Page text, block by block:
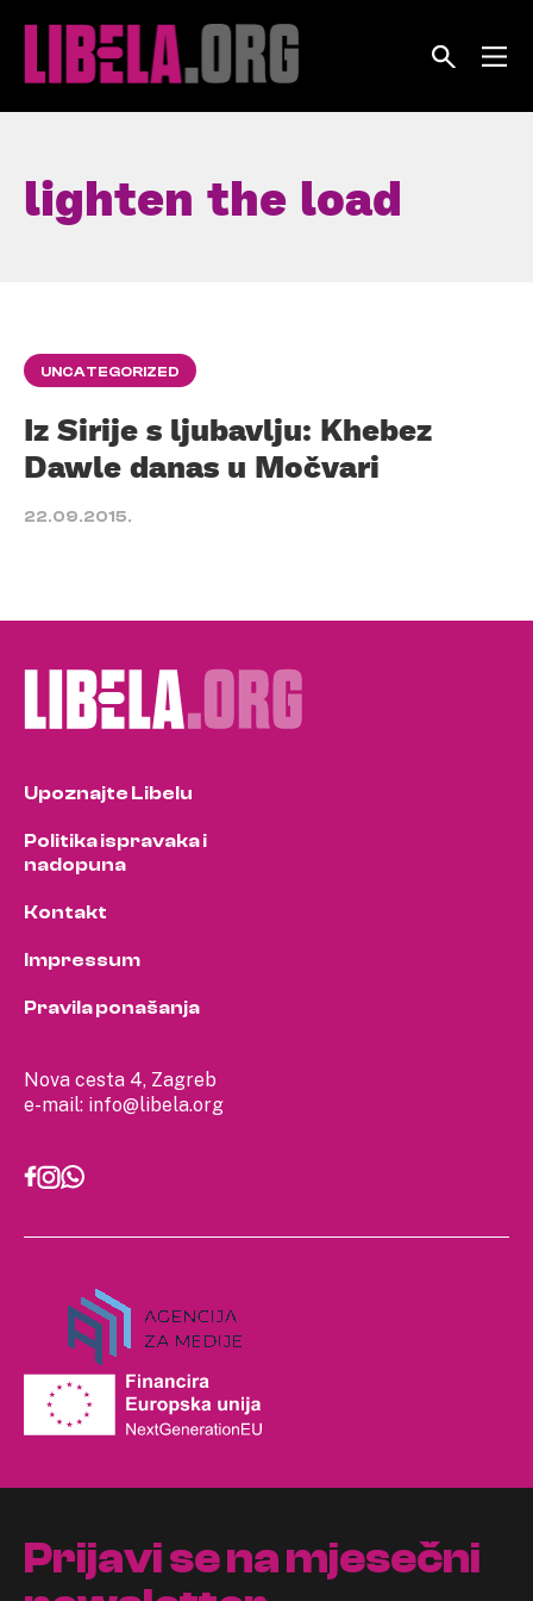
lighten the load
UNCATEGORIZED
Iz Sirije s ljubavlju: Khebez
Dawle danas u Močvari
22.09.2015.
Nova cesta 4, Zagreb
e-mail: info@libela.org
Upoznajte Libelu
Politika ispravaka i
nadopuna
Kontakt
Impressum
Pravila ponašanja
Prijavi se na mjesečni